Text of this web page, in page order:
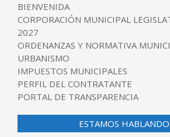
BIENVENIDA
CORPORACIÓN MUNICIPAL
2027
ORDENANZAS Y NORMATIVA
URBANISMO
IMPUESTOS MUNICIPALES
PERFIL DEL CONTRATANTE
PORTAL DE TRANSPARENCIA
ESTAMOS